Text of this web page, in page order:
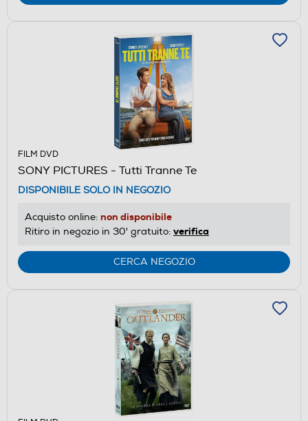
FILM DVD
SONY PICTURES - Tutti Tranne Te
DISPONIBILE SOLO IN NEGOZIO
Acquisto online: non disponibile
Ritiro in negozio in 30' gratuito: verifica
CERCA NEGOZIO